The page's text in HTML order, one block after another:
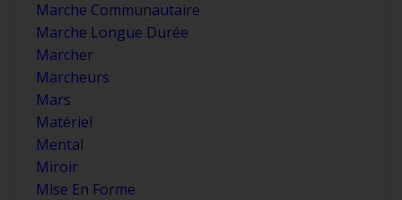
Marche Communautaire
Marche Longue Durée
Marcher
Marcheurs
Mars
Matériel
Mental
Miroir
Mise En Forme